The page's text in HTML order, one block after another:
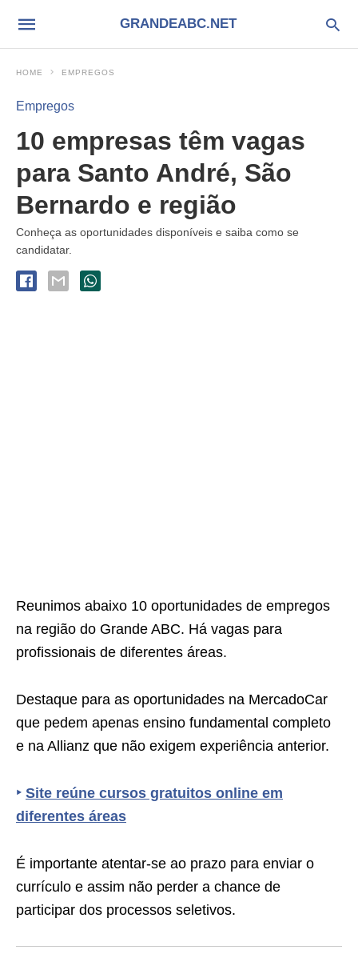
GRANDEABC.NET
HOME EMPREGOS
Empregos
10 empresas têm vagas
para Santo André, São
Bernardo e região
Conheça as oportunidades disponíveis e saiba como se
candidatar.
Reunimos abaixo 10 oportunidades de empregos
na região do Grande ABC. Há vagas para
profissionais de diferentes áreas.
Destaque para as oportunidades na MercadoCar
que pedem apenas ensino fundamental completo
e na Allianz que não exigem experiência anterior.
‣ Site reúne cursos gratuitos online em
diferentes áreas
É importante atentar-se ao prazo para enviar o
currículo e assim não perder a chance de
participar dos processos seletivos.